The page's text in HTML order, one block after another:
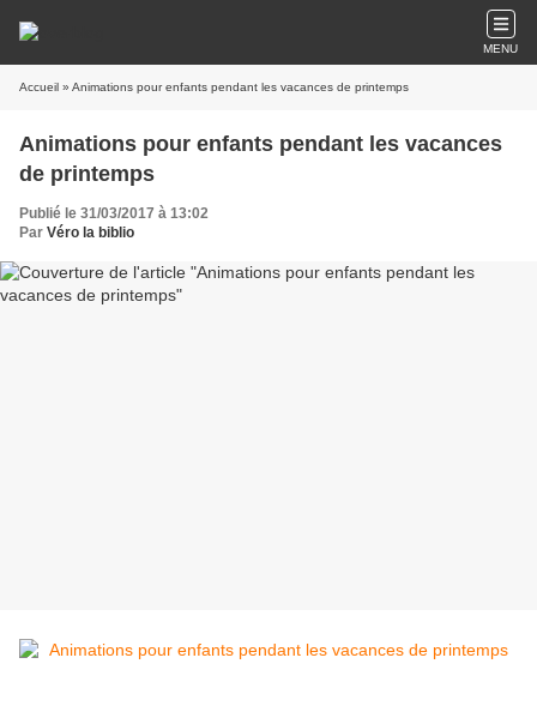
MENU
Accueil » Animations pour enfants pendant les vacances de printemps
Animations pour enfants pendant les vacances
de printemps
Publié le 31/03/2017 à 13:02
Par Véro la biblio